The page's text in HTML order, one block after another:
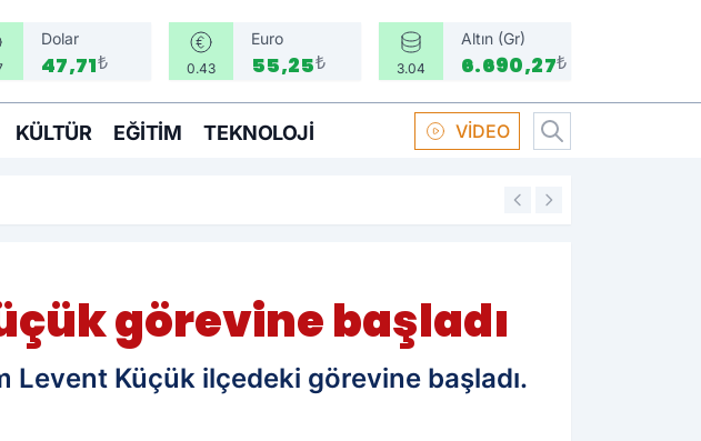
Dolar
47,71₺ 0.43
Euro
55,25₺ 3.04
Altın (Gr)
6.690,27₺
KÜLTÜR EĞITIM TEKNOLOJI VİDEO
16:58
görevine başladı
Küçük ilçedeki görevine başladı.